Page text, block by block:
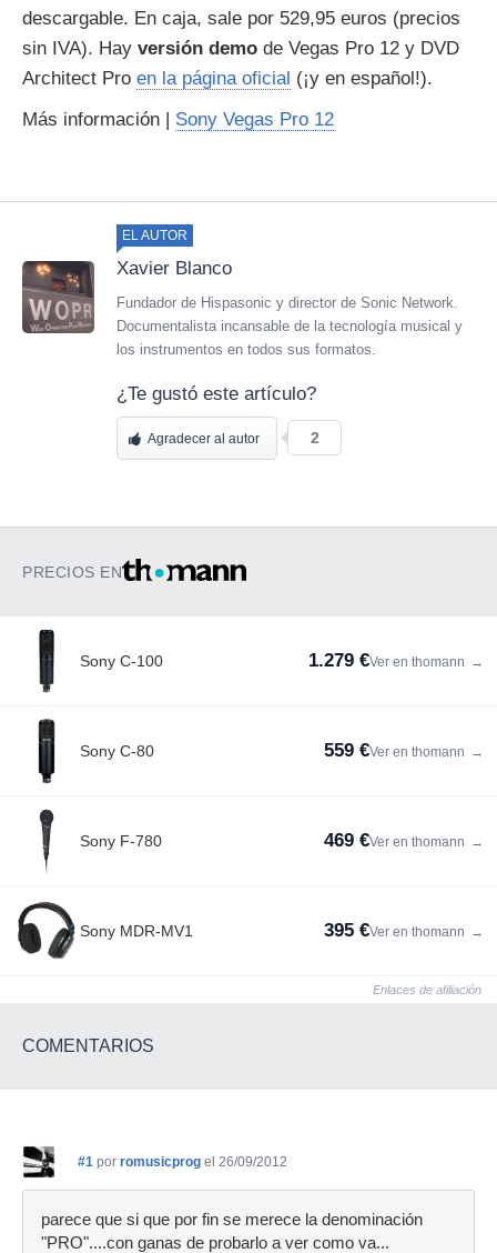
descargable. En caja, sale por 529,95 euros (precios
sin IVA). Hay versión demo de Vegas Pro 12 y DVD
Architect Pro en la página oficial (¡y en español!).
Más información | Sony Vegas Pro 12
EL AUTOR
Xavier Blanco
Fundador de Hispasonic y director de Sonic Network.
Documentalista incansable de la tecnología musical y
los instrumentos en todos sus formatos.
¿Te gustó este artículo?
Agradecer al autor 2
PRECIOS EN
Sony C-100 1.279 €Ver en thomann →
Sony C-80 559 €Ver en thomann →
Sony F-780 469 €Ver en thomann →
Sony MDR-MV1 395 €Ver en thomann →
Enlaces de afiliación
COMENTARIOS
#1 por romusicprog el 26/09/2012
parece que si que por fin se merece la denominación
"PRO"....con ganas de probarlo a ver como va...